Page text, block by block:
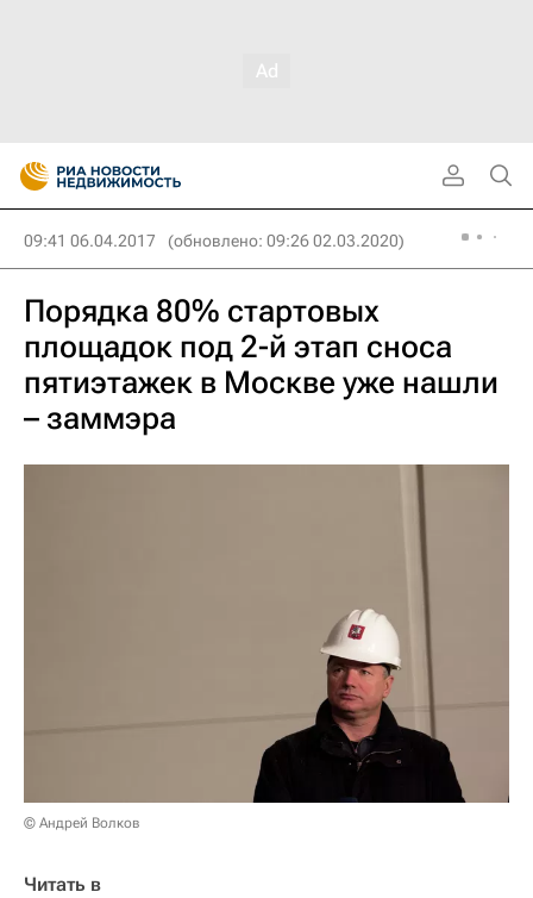
09:41 06.04.2017 (обновлено: 09:26 02.03.2020)
Порядка 80% стартовых
площадок под 2-й этап сноса
пятиэтажек в Москве уже нашли
– заммэра
© Андрей Волков
Читать в